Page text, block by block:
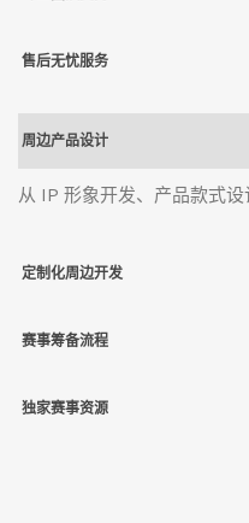
售后无忧服务
周边产品设计
从 IP 形象开发、产品款式设
定制化周边开发
赛事筹备流程
独家赛事资源